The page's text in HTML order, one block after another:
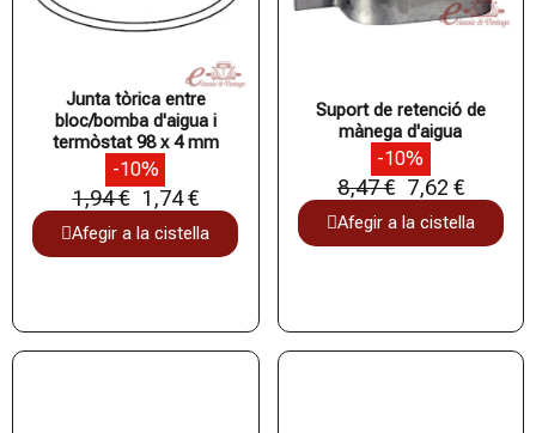
Junta tòrica entre
bloc/bomba d'aigua i
termòstat 98 x 4 mm
-10%
1,94 € 1,74 €
Afegir a la cistella
Suport de retenció de
mànega d'aigua
-10%
8,47 € 7,62 €
Afegir a la cistella